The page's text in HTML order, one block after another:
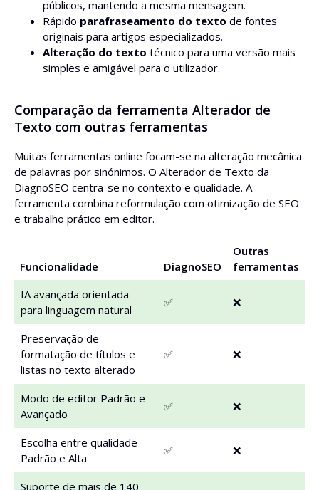
públicos, mantendo a mesma mensagem.
Rápido parafraseamento do texto de fontes
originais para artigos especializados.
Alteração do texto técnico para uma versão mais
simples e amigável para o utilizador.
Comparação da ferramenta Alterador de
Texto com outras ferramentas
Muitas ferramentas online focam-se na alteração mecânica
de palavras por sinónimos. O Alterador de Texto da
DiagnoSEO centra-se no contexto e qualidade. A
ferramenta combina reformulação com otimização de SEO
e trabalho prático em editor.
Funcionalidade DiagnoSEO
Outras
ferramentas
IA avançada orientada
para linguagem natural
✅ ❌
Preservação de
formatação de títulos e
listas no texto alterado
✅ ❌
Modo de editor Padrão e
Avançado
✅ ❌
Escolha entre qualidade
Padrão e Alta
✅ ❌
Suporte de mais de 140